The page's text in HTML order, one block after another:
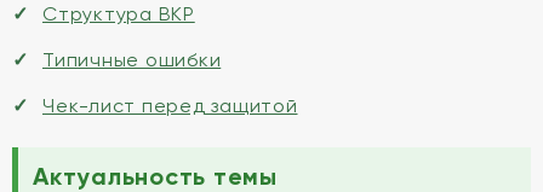
Структура ВКР
Типичные ошибки
Чек-лист перед защитой
Актуальность темы